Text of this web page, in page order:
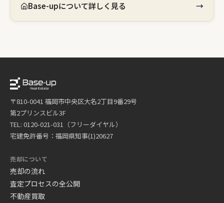
Base-upについて詳しく見る
〒810-0041 福岡市中央区大名2丁目9番29号
第2プリンスビル3F
TEL: 0120-021-031（フリーダイヤル）
宅建免許番号：福岡県知事(1)20627
売却について
売却の流れ
査定プロセスの全公開
不動産買取